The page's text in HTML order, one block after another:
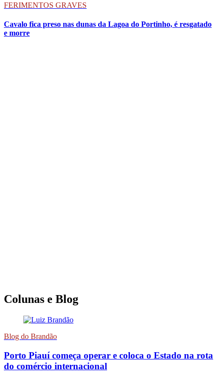
FERIMENTOS GRAVES
Cavalo fica preso nas dunas da Lagoa do Portinho, é resgatado
e morre
Colunas e Blog
Blog do Brandão
Porto Piauí começa operar e coloca o Estado na rota
do comércio internacional